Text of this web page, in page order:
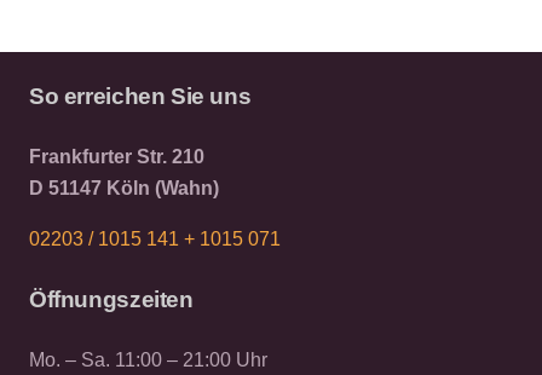
So erreichen Sie uns
Frankfurter Str. 210
D 51147 Köln (Wahn)
02203 / 1015 141 + 1015 071
Öffnungszeiten
Mo. – Sa. 11:00 – 21:00 Uhr